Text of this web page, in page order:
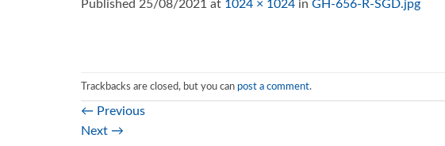
Published 25/08/2021 at 1024 × 1024 in GH-656-R-SGD.jpg
Trackbacks are closed, but you can post a comment.
← Previous
Next →